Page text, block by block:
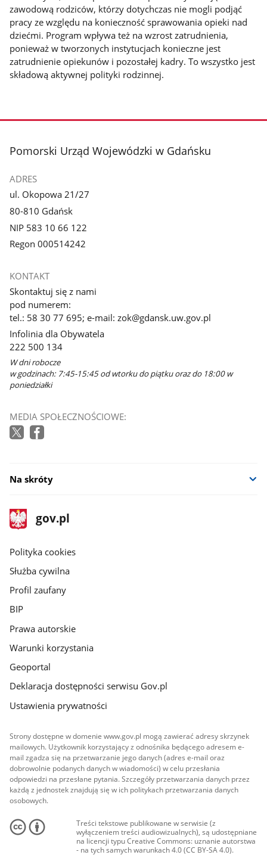
zawodową rodziców, którzy dotychczas nie mogli podjąć
pracy ze względu na konieczność sprawowania opieki nad
dziećmi. Program wpływa też na wzrost zatrudnienia,
ponieważ w tworzonych instytucjach konieczne jest
zatrudnienie opiekunów i pozostałej kadry. To wszystko jest
składową aktywnej polityki rodzinnej.
stopka
Pomorski Urząd Wojewódzki w Gdańsku
ADRES
ul. Okopowa 21/27
80-810 Gdańsk
NIP 583 10 66 122
Regon 000514242
KONTAKT
Skontaktuj się z nami
pod numerem:
tel.: 58 30 77 695; e-mail: zok@gdansk.uw.gov.pl
Infolinia dla Obywatela
222 500 134
W dni robocze
w godzinach: 7:45-15:45 od wtorku do piątku oraz do 18:00 w
poniedziałki
MEDIA SPOŁECZNOŚCIOWE:
Na skróty
stopka
gov.pl
Strona
gov.pl
gov.pl
Polityka cookies
Służba cywilna
Profil zaufany
BIP
Prawa autorskie
Warunki korzystania
Geoportal
Deklaracja dostępności serwisu Gov.pl
Ustawienia prywatności
Strony dostępne w domenie www.gov.pl mogą zawierać adresy skrzynek
mailowych. Użytkownik korzystający z odnośnika będącego adresem e-
mail zgadza się na przetwarzanie jego danych (adres e-mail oraz
dobrowolnie podanych danych w wiadomości) w celu przesłania
odpowiedzi na przesłane pytania. Szczegóły przetwarzania danych przez
każdą z jednostek znajdują się w ich politykach przetwarzania danych
osobowych.
Treści tekstowe publikowane w serwisie (z
wyłączeniem treści audiowizualnych), są udostępniane
na licencji typu Creative Commons: uznanie autorstwa
- na tych samych warunkach 4.0 (CC BY-SA 4.0).